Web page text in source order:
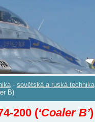
- sovětská a ruská technika
B)
200 (‘Coaler B’)